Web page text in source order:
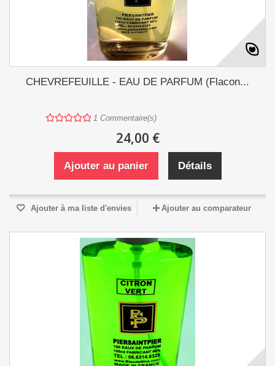
CHEVREFEUILLE - EAU DE PARFUM (Flacon...
1 Commentaire(s)
24,00 €
Ajouter au panier Détails
Ajouter à ma liste d'envies Ajouter au comparateur